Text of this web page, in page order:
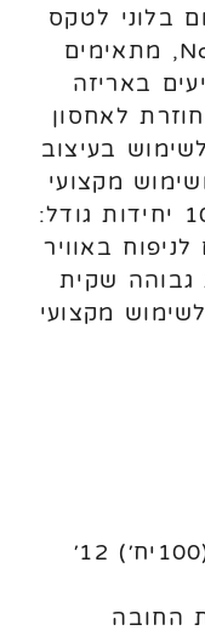
בלוני לטקס
בגודל 12 אינץ׳ מבית Nogatex, מתאימים
באריזה
לאחסון
בעיצוב
מקצועי
או פרטי. מאפיינים: כמות: 100 יחידות גודל:
לניפוח באוויר
גבוהה שקית
מקצועי
היה הראשון לכתוב סקירה “(100יח׳) 12׳
החובה